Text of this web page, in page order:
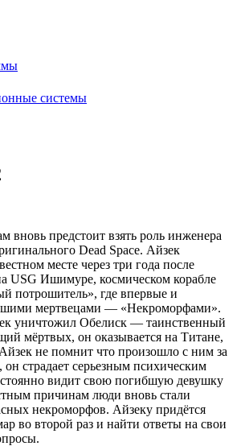
системы
вновь предстоит взять роль инженера
Dead Space. Айзек
месте через три года после
USG Ишимуре, космическом корабле
потрошитель», где впервые и
мертвецами — «Некроморфами».
уничтожил Обелиск — таинственный
мёртвых, он оказывается на Титане,
не помнит что произошло с ним за
он страдает серьезным психическим
видит свою погибшую девушку
причинам люди вновь стали
некроморфов. Айзеку придётся
во второй раз и найти ответы на свои